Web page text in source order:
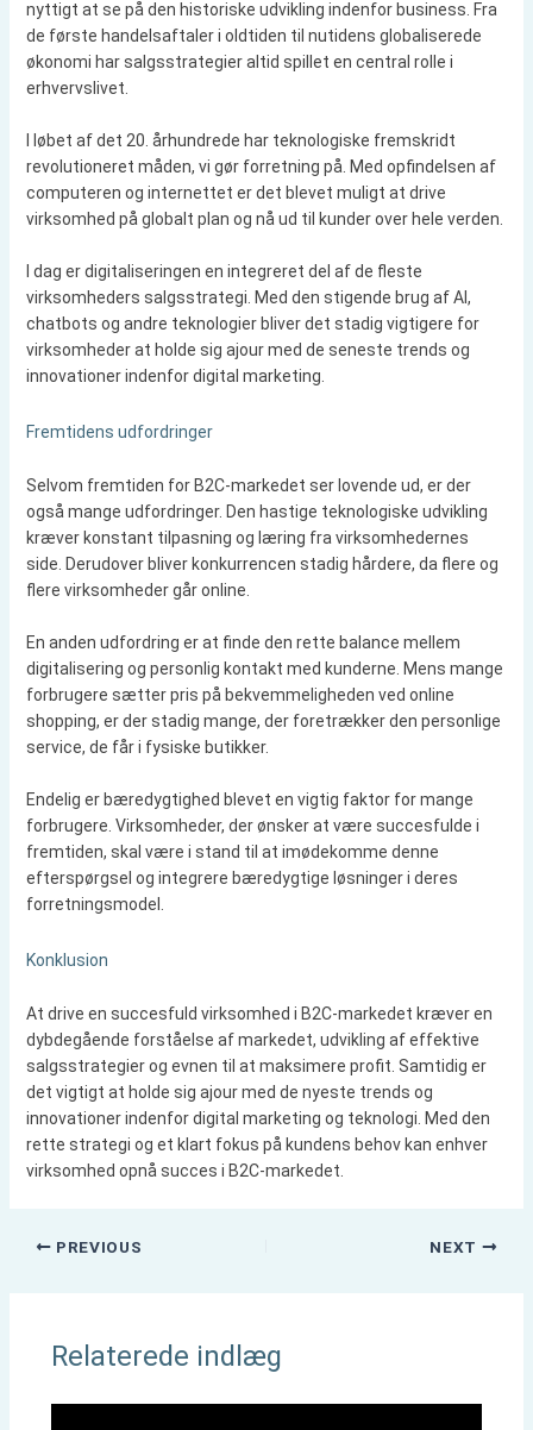
nyttigt at se på den historiske udvikling indenfor business. Fra
de første handelsaftaler i oldtiden til nutidens globaliserede
økonomi har salgsstrategier altid spillet en central rolle i
erhvervslivet.
I løbet af det 20. århundrede har teknologiske fremskridt
revolutioneret måden, vi gør forretning på. Med opfindelsen af
computeren og internettet er det blevet muligt at drive
virksomhed på globalt plan og nå ud til kunder over hele verden.
I dag er digitaliseringen en integreret del af de fleste
virksomheders salgsstrategi. Med den stigende brug af AI,
chatbots og andre teknologier bliver det stadig vigtigere for
virksomheder at holde sig ajour med de seneste trends og
innovationer indenfor digital marketing.
Fremtidens udfordringer
Selvom fremtiden for B2C-markedet ser lovende ud, er der
også mange udfordringer. Den hastige teknologiske udvikling
kræver konstant tilpasning og læring fra virksomhedernes
side. Derudover bliver konkurrencen stadig hårdere, da flere og
flere virksomheder går online.
En anden udfordring er at finde den rette balance mellem
digitalisering og personlig kontakt med kunderne. Mens mange
forbrugere sætter pris på bekvemmeligheden ved online
shopping, er der stadig mange, der foretrækker den personlige
service, de får i fysiske butikker.
Endelig er bæredygtighed blevet en vigtig faktor for mange
forbrugere. Virksomheder, der ønsker at være succesfulde i
fremtiden, skal være i stand til at imødekomme denne
efterspørgsel og integrere bæredygtige løsninger i deres
forretningsmodel.
Konklusion
At drive en succesfuld virksomhed i B2C-markedet kræver en
dybdegående forståelse af markedet, udvikling af effektive
salgsstrategier og evnen til at maksimere profit. Samtidig er
det vigtigt at holde sig ajour med de nyeste trends og
innovationer indenfor digital marketing og teknologi. Med den
rette strategi og et klart fokus på kundens behov kan enhver
virksomhed opnå succes i B2C-markedet.
PREVIOUS NEXT
Relaterede indlæg